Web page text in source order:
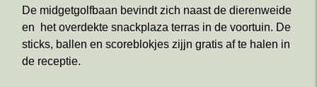
De midgetgolfbaan bevindt zich naast de dierenweide
en het overdekte snackplaza terras in de voortuin. De
sticks, ballen en scoreblokjes zijjn gratis af te halen in
de receptie.